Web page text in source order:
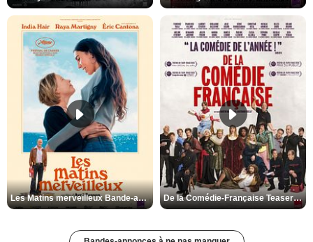
Les Matins merveilleux Bande-annonce VF De la Comédie-Française Teaser VF